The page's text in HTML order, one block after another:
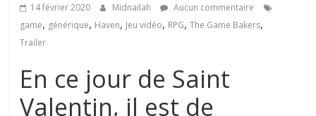
14 février 2020 Midnailah
Aucun commentaire
game, générique, Haven, Jeu vidéo, RPG,The Game Bakers,
Trailer
En ce jour de Saint
Valentin, il est de